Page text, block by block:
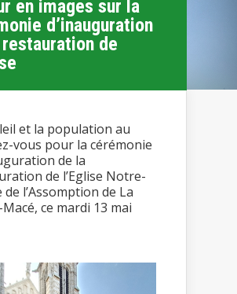
en images sur la
d’inauguration
de
et la population au
vous pour la cérémonie
de la
de l’Eglise Notre-
de l’Assomption de La
ce mardi 13 mai